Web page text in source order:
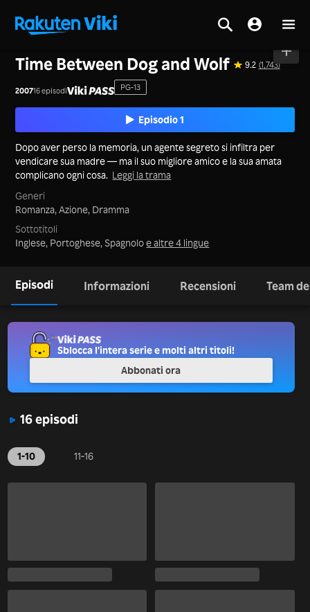
Time Between Dog and Wolf 9.2 (1,743)
200716 episodi PG-13
Episodio 1
Dopo aver perso la memoria, un agente segreto si infiltra per
vendicare sua madre — ma il suo migliore amico e la sua amata
complicano ogni cosa. Leggi la trama
Generi
Romanza,Azione, Dramma
Sottotitoli
Inglese, Portoghese, Spagnoloe altre 4 lingue
Episodi Informazioni Recensioni Team
16 episodi
1-10 11-16
Sblocca l'intera serie e molti altri titoli!
Abbonati ora